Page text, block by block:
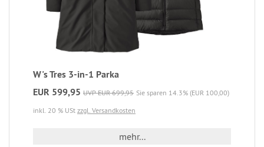
W's Tres 3-in-1 Parka
EUR 599,95 UVP EUR 699,95 Sie sparen 14.3% (EUR 100,00)
inkl. 20 % USt zzgl. Versandkosten
mehr...